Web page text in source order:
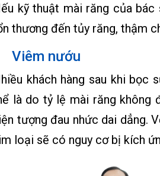
kỹ thuật mài răng của
thương đến tủy răng, thậm
Viêm nướu
khách hàng sau khi bọc
là do tỷ lệ mài răng không
tượng đau nhức dai dẳng.
loại sẽ có nguy cơ bị kích